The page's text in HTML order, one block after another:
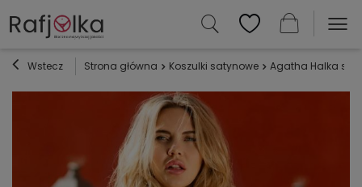
Wstecz Strona główna Koszulki satynowe Agatha Halka